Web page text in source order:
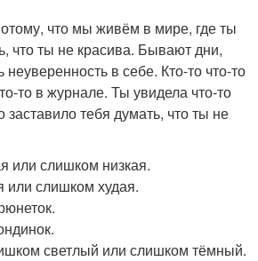
что мы живём в мире, где ты
что ты не красива. Бывают дни,
неуверенность в себе. Кто-то что-то
то в журнале. Ты увидела что-то
заставило тебя думать, что ты не
или слишком низкая.
или слишком худая.
светлый или слишком тёмный.